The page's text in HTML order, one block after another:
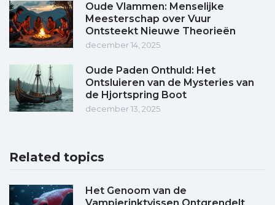
Oude Vlammen: Menselijke
Meesterschap over Vuur
Ontsteekt Nieuwe Theorieën
december 14, 2025
Oude Paden Onthuld: Het
Ontsluieren van de Mysteries van
de Hjortspring Boot
december 13, 2025
Related topics
Het Genoom van de